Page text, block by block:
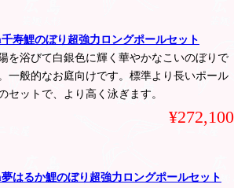
寿鯉のぼり超強力ロングポールセット
を浴びて白銀色に輝く華やかなこいのぼりで
一般的なお庭向けです。標準より長いポール
セットで、より高く泳ぎます。
¥272,100
はるか鯉のぼり超強力ロングポールセット